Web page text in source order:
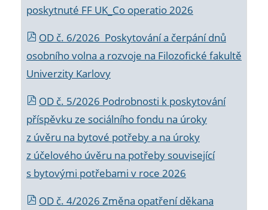
poskytnuté FF UK_Co operatio 2026
OD č. 6/2026 Poskytování a čerpání dnů
osobního volna a rozvoje na Filozofické fakultě
Univerzity Karlovy
OD č. 5/2026 Podrobnosti k poskytování
příspěvku ze sociálního fondu na úroky
z úvěru na bytové potřeby a na úroky
z účelového úvěru na potřeby související
s bytovými potřebami v roce 2026
OD č. 4/2026 Změna opatření děkana